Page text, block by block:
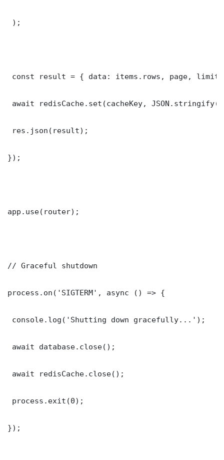
);
const result = { data: items.rows, page,
await redisCache.set(cacheKey,
res.json(result);
});
app.use(router);
// Graceful shutdown
process.on('SIGTERM', async () => {
console.log('Shutting down gracefully...');
await database.close();
await redisCache.close();
process.exit(0);
});